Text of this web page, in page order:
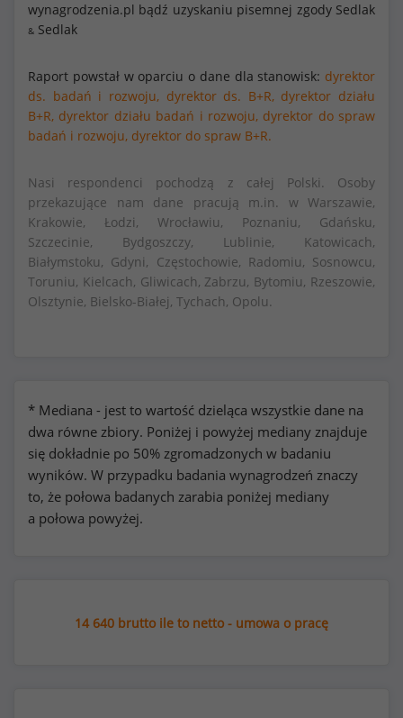
wynagrodzenia.pl bądź uzyskaniu pisemnej zgody Sedlak
& Sedlak
Raport powstał w oparciu o dane dla stanowisk: dyrektor
ds. badań i rozwoju, dyrektor ds. B+R, dyrektor działu
B+R, dyrektor działu badań i rozwoju, dyrektor do spraw
badań i rozwoju, dyrektor do spraw B+R.
Nasi respondenci pochodzą z całej Polski. Osoby
przekazujące nam dane pracują m.in. w Warszawie,
Krakowie, Łodzi, Wrocławiu, Poznaniu, Gdańsku,
Szczecinie, Bydgoszczy, Lublinie, Katowicach,
Białymstoku, Gdyni, Częstochowie, Radomiu, Sosnowcu,
Toruniu, Kielcach, Gliwicach, Zabrzu, Bytomiu, Rzeszowie,
Olsztynie, Bielsko-Białej, Tychach, Opolu.
* Mediana - jest to wartość dzieląca wszystkie dane na
dwa równe zbiory. Poniżej i powyżej mediany znajduje
się dokładnie po 50% zgromadzonych w badaniu
wyników. W przypadku badania wynagrodzeń znaczy
to, że połowa badanych zarabia poniżej mediany
a połowa powyżej.
14 640 brutto ile to netto - umowa o pracę